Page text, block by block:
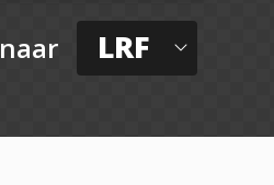
naar LRF